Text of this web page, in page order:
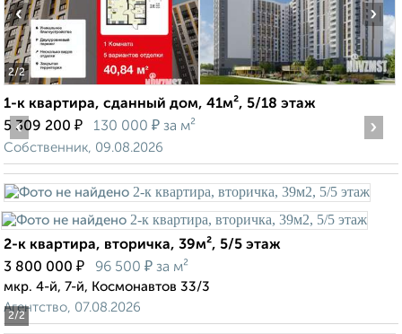
2/2
‹ ›
1-к квартира, сданный дом, 41м², 5/18 этаж
5 309 200 ₽ 130 000 ₽ за м²
Собственник, 09.08.2026
2/2
‹ ›
2-к квартира, вторичка, 39м², 5/5 этаж
3 800 000 ₽ 96 500 ₽ за м²
мкр. 4-й, 7-й, Космонавтов 33/3
Агентство, 07.08.2026